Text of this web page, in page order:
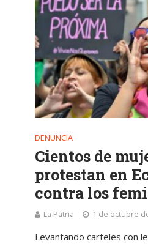
DENUNCIA
Cientos de
protestan en
contra los
La Patria 1 de octubre
Levantando carteles con